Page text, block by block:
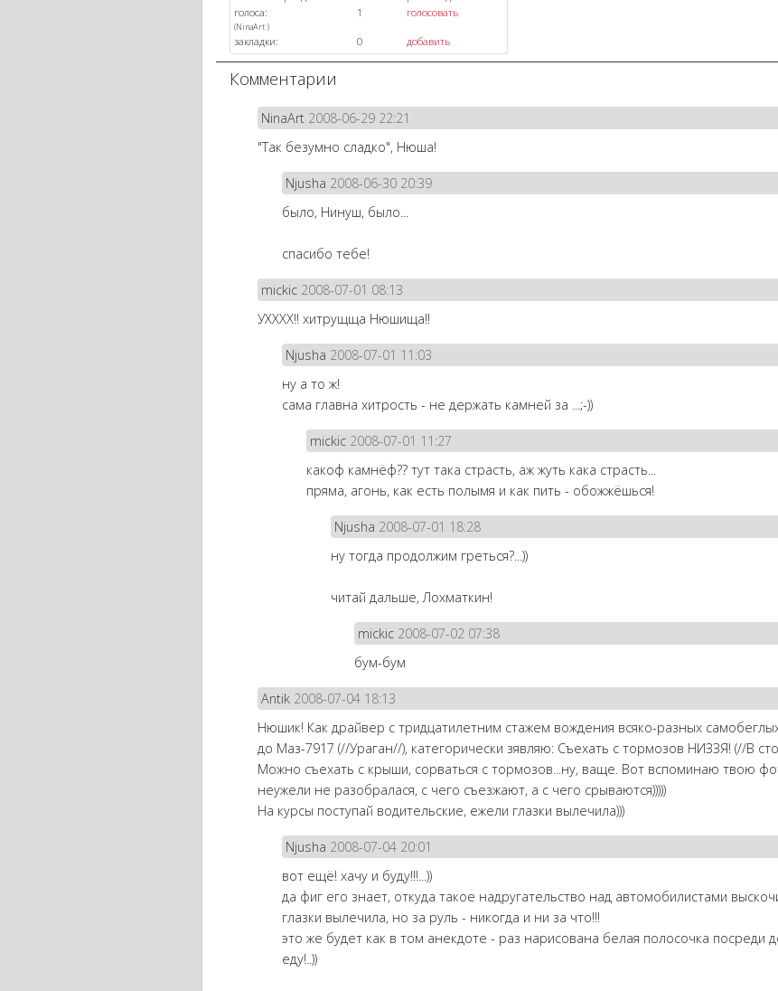
голоса:
1 голосовать
(NinaArt)
закладки: 0 добавить
Комментарии
NinaArt 2008-06-29 22:21
"Так безумно сладко", Нюша!
Njusha 2008-06-30 20:39
было, Нинуш, было...
спасибо тебе!
mickic 2008-07-01 08:13
УХХХХ!! хитрущща Нюшища!!
Njusha 2008-07-01 11:03
ну а то ж!
сама главна хитрость - не держать камней за ...;-))
mickic 2008-07-01 11:27
какоф камнёф?? тут така страсть, аж жуть кака страсть...
пряма, агонь, как есть полымя и как пить - обожжёшься!
Njusha 2008-07-01 18:28
ну тогда продолжим греться?...))
читай дальше, Лохматкин!
mickic 2008-07-02 07:38
бум-бум
Antik 2008-07-04 18:13
Нюшик! Как драйвер с тридцатилетним стажем вождения всяко-разных
до Маз-7917 (//Ураган//), категорически зявляю: Съехать с тормозов НИЗЗЯ! (//В
Можно съехать с крыши, сорваться с тормозов...ну, ваще. Вот вспоминаю твою
неужели не разобралася, с чего съезжают, а с чего срываются)))))
На курсы поступай водительские, ежели глазки вылечила)))
Njusha 2008-07-04 20:01
вот ещё! хачу и буду!!!...))
да фиг его знает, откуда такое надругательство над автомобилистами
глазки вылечила, но за руль - никогда и ни за что!!!
это же будет как в том анекдоте - раз нарисована белая полосочка посреди
еду!..))